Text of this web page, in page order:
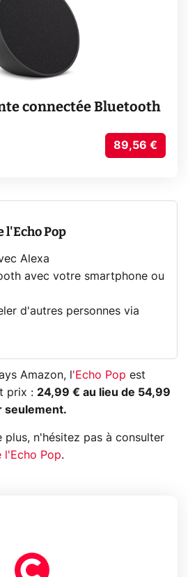
connectée Bluetooth
89,56 €
l'Echo Pop
Alexa
avec votre smartphone ou
d'autres personnes via
Amazon, l 'Echo Pop est
prix : 24,99 € au lieu de 54,99
seulement.
plus, n'hésitez pas à consulter
l'Echo Pop.